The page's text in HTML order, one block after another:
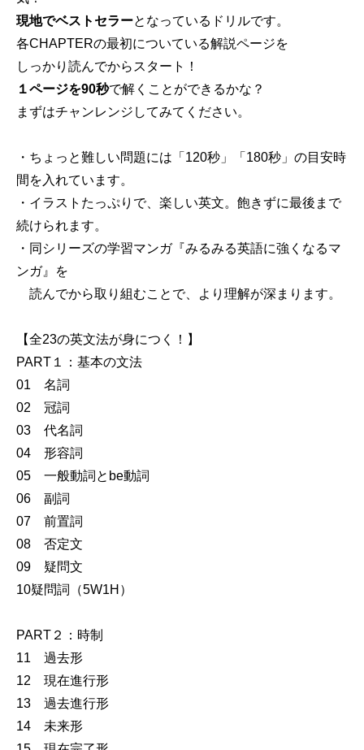
現地でベストセラーとなっているドリルです。
各CHAPTERの最初についている解説ページを
しっかり読んでからスタート！
１ページを90秒で解くことができるかな？
まずはチャンレンジしてみてください。
・ちょっと難しい問題には「120秒」「180秒」の目安時
間を入れています。
・イラストたっぷりで、楽しい英文。飽きずに最後まで
続けられます。
・同シリーズの学習マンガ『みるみる英語に強くなるマ
ンガ』を
読んでから取り組むことで、より理解が深まります。
【全23の英文法が身につく！】
PART１：基本の文法
01 名詞
02 冠詞
03 代名詞
04 形容詞
05 一般動詞とbe動詞
06 副詞
07 前置詞
08 否定文
09 疑問文
10疑問詞（5W1H）
PART２：時制
11 過去形
12 現在進行形
13 過去進行形
14 未来形